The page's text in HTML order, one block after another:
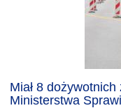
Miał 8
Ministerstwa